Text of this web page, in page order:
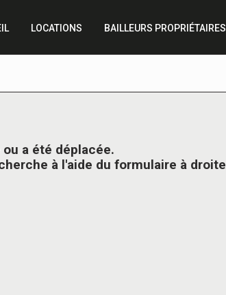
LOCATIONS BAILLEURS PROPRIÉTAIRES
a été déplacée.
à l'aide du formulaire à droite